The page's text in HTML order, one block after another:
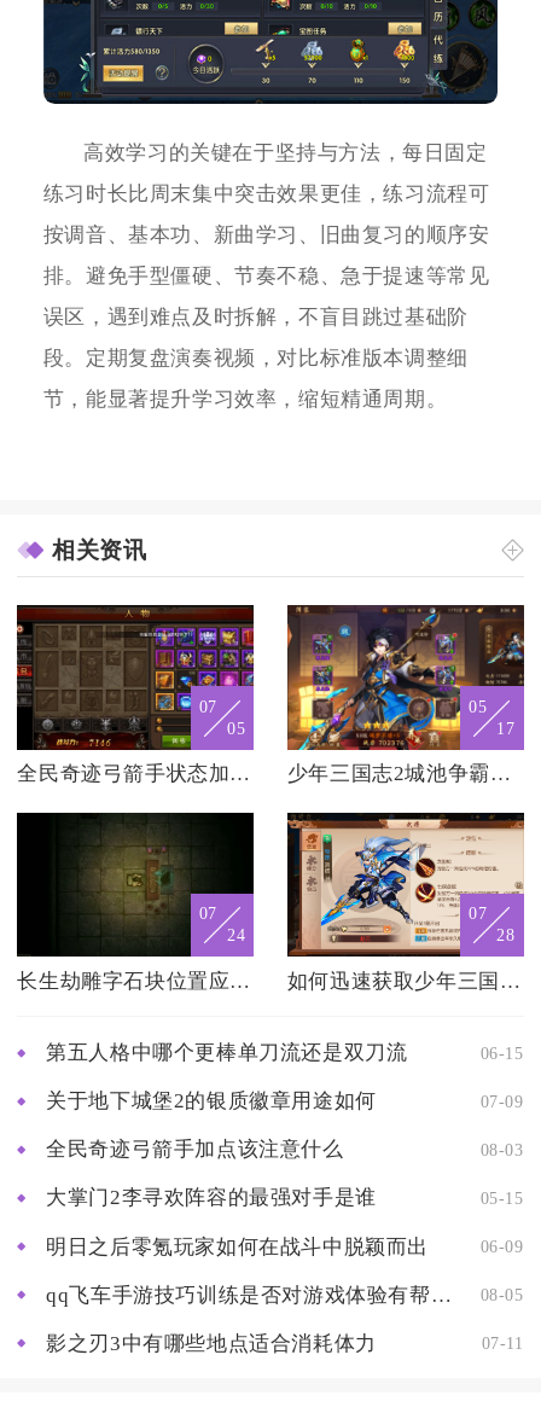
高效学习的关键在于坚持与方法，每日固定
练习时长比周末集中突击效果更佳，练习流程可
按调音、基本功、新曲学习、旧曲复习的顺序安
排。避免手型僵硬、节奏不稳、急于提速等常见
误区，遇到难点及时拆解，不盲目跳过基础阶
段。定期复盘演奏视频，对比标准版本调整细
节，能显著提升学习效率，缩短精通周期。
相关资讯
07
05
全民奇迹弓箭手状态加点的技巧有哪些
05
17
少年三国志2城池争霸中哪个城池最为重要
07
24
长生劫雕字石块位置应该放在哪个地方
07
28
如何迅速获取少年三国志神翼
第五人格中哪个更棒单刀流还是双刀流 06-15
关于地下城堡2的银质徽章用途如何 07-09
全民奇迹弓箭手加点该注意什么 08-03
大掌门2李寻欢阵容的最强对手是谁 05-15
明日之后零氪玩家如何在战斗中脱颖而出 06-09
qq飞车手游技巧训练是否对游戏体验有帮助 08-05
影之刃3中有哪些地点适合消耗体力 07-11